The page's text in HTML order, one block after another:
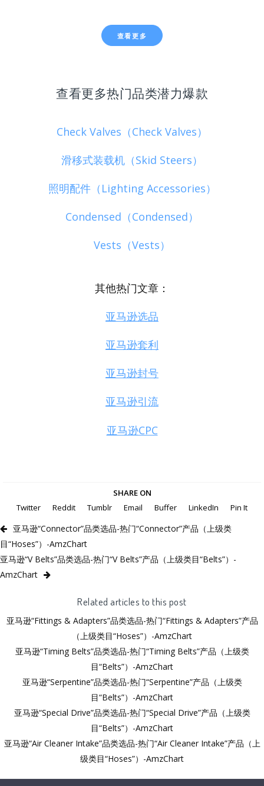
查看更多
查看更多热门品类潜力爆款
Check Valves（Check Valves）
滑移式装载机（Skid Steers）
照明配件（Lighting Accessories）
Condensed（Condensed）
Vests（Vests）
其他热门文章：
亚马逊选品
亚马逊套利
亚马逊封号
亚马逊引流
亚马逊CPC
SHARE ON
Twitter
Reddit Tumblr Email Buffer LinkedIn Pin It
亚马逊“Connector”品类选品-热门“Connector”产品（上级类
目“Hoses”）-AmzChart
亚马逊“V Belts”品类选品-热门“V Belts”产品（上级类目“Belts”）-
AmzChart
Related articles to this post
亚马逊“Fittings & Adapters”品类选品-热门“Fittings & Adapters”产品
（上级类目“Hoses”）-AmzChart
亚马逊“Timing Belts”品类选品-热门“Timing Belts”产品（上级类
目“Belts”）-AmzChart
亚马逊“Serpentine”品类选品-热门“Serpentine”产品（上级类
目“Belts”）-AmzChart
亚马逊“Special Drive”品类选品-热门“Special Drive”产品（上级类
目“Belts”）-AmzChart
亚马逊“Air Cleaner Intake”品类选品-热门“Air Cleaner Intake”产品（上
级类目“Hoses”）-AmzChart